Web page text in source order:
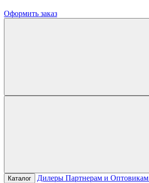
Оформить заказ
Каталог
Дилеры Партнерам и Оптовикам